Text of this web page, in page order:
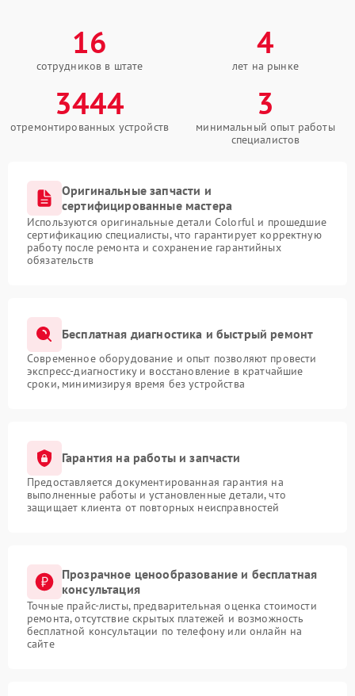
16
сотрудников в штате
4
лет на рынке
3444
отремонтированных устройств
3
минимальный опыт работы
специалистов
Оригинальные запчасти и
сертифицированные мастера
Используются оригинальные детали Colorful и прошедшие
сертификацию специалисты, что гарантирует корректную
работу после ремонта и сохранение гарантийных
обязательств
Бесплатная диагностика и быстрый ремонт
Современное оборудование и опыт позволяют провести
экспресс-диагностику и восстановление в кратчайшие
сроки, минимизируя время без устройства
Гарантия на работы и запчасти
Предоставляется документированная гарантия на
выполненные работы и установленные детали, что
защищает клиента от повторных неисправностей
Прозрачное ценообразование и бесплатная
консультация
Точные прайс-листы, предварительная оценка стоимости
ремонта, отсутствие скрытых платежей и возможность
бесплатной консультации по телефону или онлайн на
сайте